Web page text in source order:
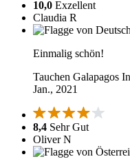
10,0 Exzellent
Claudia R
Einmalig schön!
Tauchen Galapagos
Jan., 2021
8,4 Sehr Gut
Oliver N